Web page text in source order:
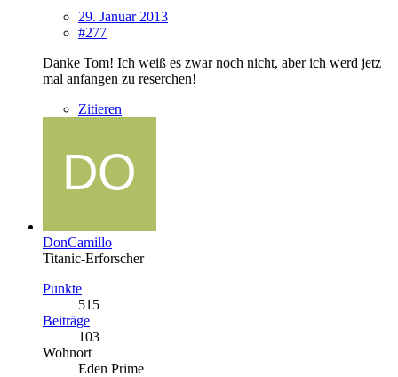
29. Januar 2013
#277
Danke Tom! Ich weiß es zwar noch nicht, aber ich werd jetz
mal anfangen zu reserchen!
Zitieren
DonCamillo
Titanic-Erforscher
Punkte
515
Beiträge
103
Wohnort
Eden Prime